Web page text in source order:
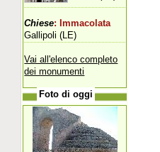
Chiese: Immacolata
Gallipoli (LE)
Vai all'elenco completo
dei monumenti
Foto di oggi